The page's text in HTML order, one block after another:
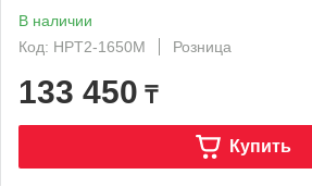
В наличии
Код: HPT2-1650M
Розница
133 450 ₸
Купить